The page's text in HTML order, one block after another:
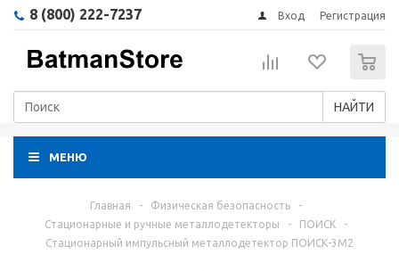
8 (800) 222-7237 Вход Регистрация
НАЙТИ
МЕНЮ
Главная - Физическая безопасность
-
Стационарные и ручные металлодетекторы
- ПОИСК
-
Стационарный импульсный металлодетектор ПОИСК-3М2